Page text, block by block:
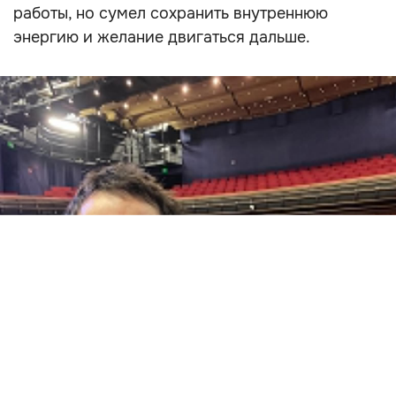
работы, но сумел сохранить внутреннюю
энергию и желание двигаться дальше.